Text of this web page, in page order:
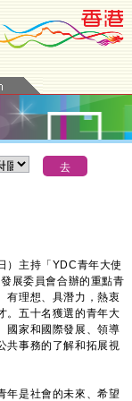
主持「YDC青年大使
展委員會合辦的重點青
有理想、具潛力，熱衷
。五十名獲選的青年大
國家和國際發展、領導
共事務的了解和拓展視
是社會的未來、希望